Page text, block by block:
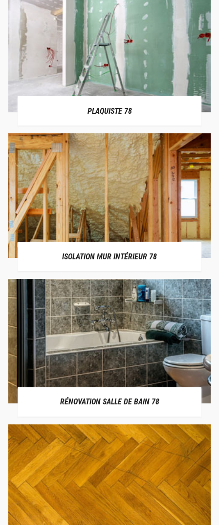
PLAQUISTE 78
ISOLATION MUR INTÉRIEUR 78
RÉNOVATION SALLE DE BAIN 78